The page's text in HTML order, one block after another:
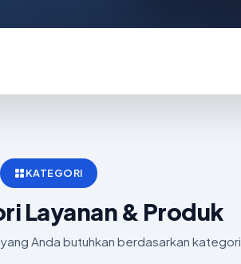
KATEGORI
Layanan & Produk
Anda butuhkan berdasarkan kategori